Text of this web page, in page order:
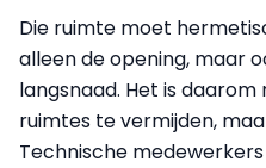
Die ruimte moet
alleen de opening, maar
langsnaad. Het is
ruimtes te vermijden,
Technische